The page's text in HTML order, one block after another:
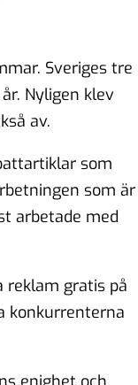
Sveriges tre
Nyligen klev
av.
som
som är
arbetade med
reklam gratis på
konkurrenterna